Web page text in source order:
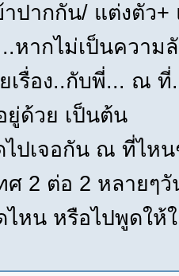
ปากกัน/ แต่งตัว
หากไม่เป็นความ
เรื่อง..กับพี่... ณ
ยู่ด้วย เป็นต้น
ไปเจอกัน ณ ที่ไห
ศ 2 ต่อ 2 หลายๆ
หน หรือไปพูดให้